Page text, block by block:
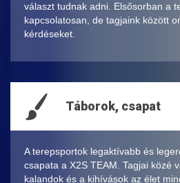
választ tudnak adni. Elsősorban a
kapcsolatosan, de tagjaink között
kérdéseket.
Táborok, csapat
A terepsportok legaktívabb és
csapata a X2S TEAM. Tagjai közé
kalandok és a kihívások az élet